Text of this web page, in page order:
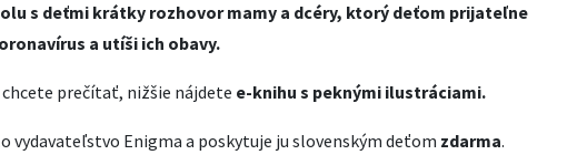
s deťmi krátky rozhovor mamy a dcéry, ktorý deťom prijateľne
a utíši ich obavy.
prečítať, nižšie nájdete e-knihu s peknými ilustráciami.
vydavateľstvo Enigma a poskytuje ju slovenským deťom zdarma.